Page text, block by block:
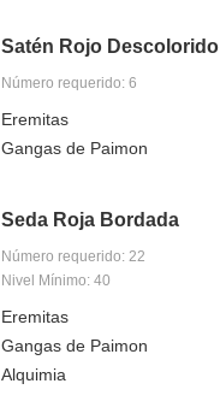
Satén Rojo Descolorido
Número requerido: 6
Eremitas
Gangas de Paimon
Seda Roja Bordada
Número requerido: 22
Nivel Mínimo: 40
Eremitas
Gangas de Paimon
Alquimia